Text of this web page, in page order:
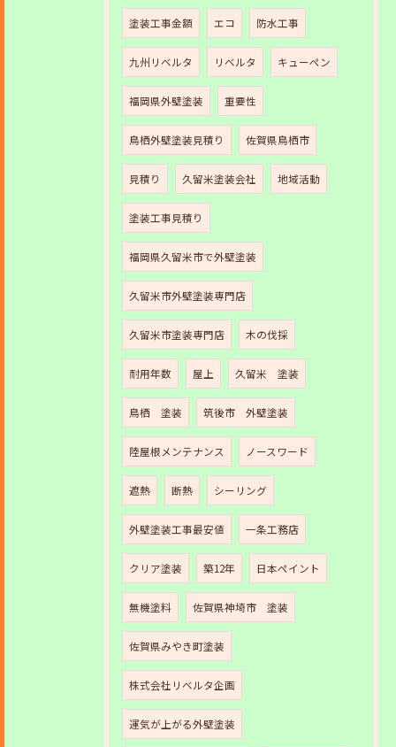
塗装工事金額 エコ 防水工事
九州リベルタ リベルタ キューペン
福岡県外壁塗装 重要性
鳥栖外壁塗装見積り 佐賀県鳥栖市
見積り 久留米塗装会社 地域活動
塗装工事見積り
福岡県久留米市で外壁塗装
久留米市外壁塗装専門店
久留米市塗装専門店 木の伐採
耐用年数 屋上 久留米 塗装
鳥栖 塗装 筑後市 外壁塗装
陸屋根メンテナンス ノースワード
遮熱 断熱 シーリング
外壁塗装工事最安値 一条工務店
クリア塗装 築12年 日本ペイント
無機塗料 佐賀県神埼市 塗装
佐賀県みやき町塗装
株式会社リベルタ企画
運気が上がる外壁塗装